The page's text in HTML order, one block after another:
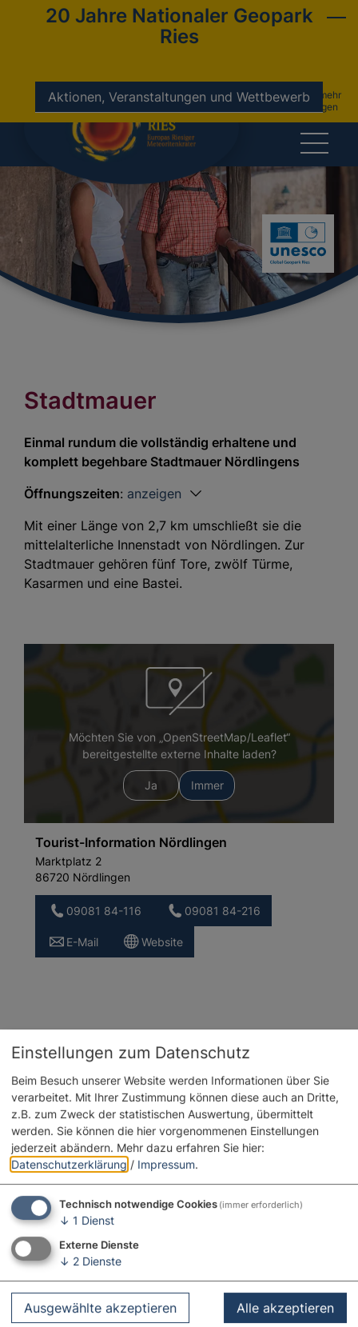
20 Jahre Nationaler Geopark
Ries
Aktionen, Veranstaltungen und Wettbewerbnicht mehr
anzeigen
Stadtmauer
Einmal rundum die vollständig erhaltene und
komplett begehbare Stadtmauer Nördlingens
Öffnungszeiten: anzeigen
Mit einer Länge von 2,7 km umschließt sie die
mittelalterliche Innenstadt von Nördlingen. Zur
Stadtmauer gehören fünf Tore, zwölf Türme,
Kasarmen und eine Bastei.
Möchten Sie von „OpenStreetMap/Leaflet“
bereitgestellte externe Inhalte laden?
Ja Immer
Tourist-Information Nördlingen
Marktplatz 2
86720 Nördlingen
09081 84-116 09081 84-216
E-Mail Website
Kontakt
Pflegstraße 2
Einstellungen zum Datenschutz
Beim Besuch unserer Website werden Informationen über Sie
verarbeitet. Mit Ihrer Zustimmung können diese auch an Dritte,
z.B. zum Zweck der statistischen Auswertung, übermittelt
werden. Sie können die hier vorgenommenen Einstellungen
jederzeit abändern. Mehr dazu erfahren Sie hier:
Datenschutzerklärung / Impressum.
Technisch notwendige Cookies (immer erforderlich)
↓ 1 Dienst
Externe Dienste
↓ 2 Dienste
Ausgewählte akzeptieren Alle akzeptieren